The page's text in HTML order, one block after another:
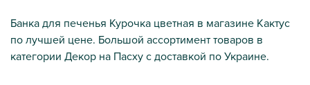
Банка для печенья Курочка цветная в магазине Кактус
по лучшей цене. Большой ассортимент товаров в
категории Декор на Пасху с доставкой по Украине.